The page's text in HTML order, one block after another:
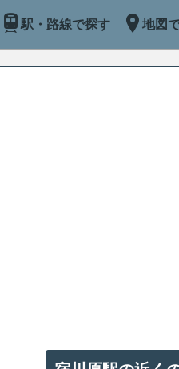
駅・路線で探す 地図